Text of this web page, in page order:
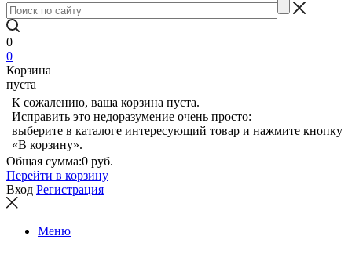
0
0
Корзина
пуста
К сожалению, ваша корзина пуста.
Исправить это недоразумение очень просто:
выберите в каталоге интересующий товар и нажмите кнопку
«В корзину».
Общая сумма:0 руб.
Перейти в корзину
Вход Регистрация
Меню